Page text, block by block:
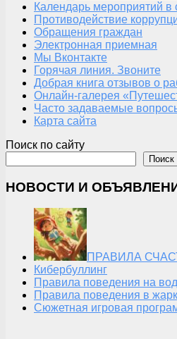
Календарь мероприятий в
Противодействие
Обращения граждан
Электронная приемная
Мы Вконтакте
Горячая линия. Звоните
Добрая книга отзывов о
Онлайн-галерея
Часто задаваемые
Карта сайта
Поиск по сайту
Поиск
НОВОСТИ И
ПРАВИЛА
Кибербуллинг
Правила поведения на
Правила поведения в
Сюжетная игровая